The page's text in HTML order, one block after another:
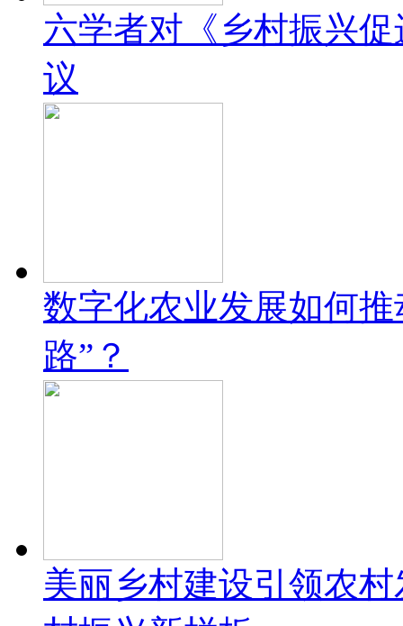
六学者对《乡村振兴
议
数字化农业发展如何
路”？
美丽乡村建设引领农